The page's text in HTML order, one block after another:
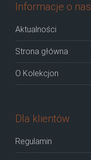
Informacje o nas
Aktualności
Strona główna
O Kolekcjon
Dla klientów
Regulamin